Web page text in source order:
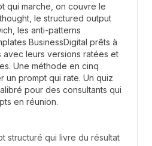
qui marche, on couvre le
le structured output
les anti-patterns
BusinessDigital prêts à
avec leurs versions ratées et
Une méthode en cinq
un prompt qui rate. Un quiz
pour des consultants qui
en réunion.
structuré qui livre du résultat